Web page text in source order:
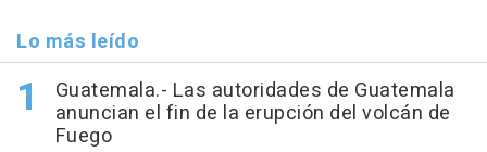
Lo más leído
Guatemala.- Las autoridades de Guatemala
anuncian el fin de la erupción del volcán de
Fuego